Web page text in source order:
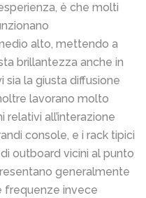
è che molti
alto, mettendo a
brillantezza anche in
sia la giusta diffusione
lavorano molto
all’interazione
console, e i rack tipici
outboard vicini al punto
generalmente
frequenze invece